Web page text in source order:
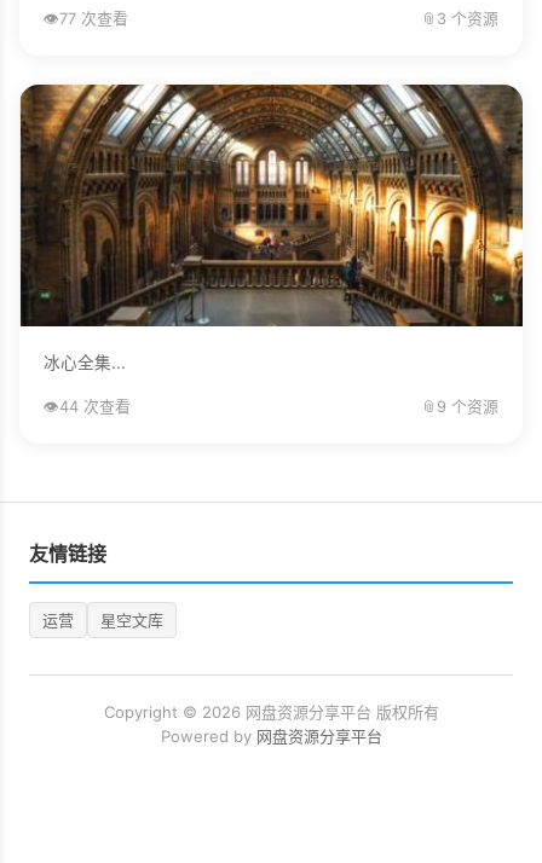
👁️77 次查看 📎 3 个资源
冰心全集...
👁️44 次查看 📎 9 个资源
友情链接
运营 星空文库
Copyright © 2026 网盘资源分享平台 版权所有
Powered by 网盘资源分享平台